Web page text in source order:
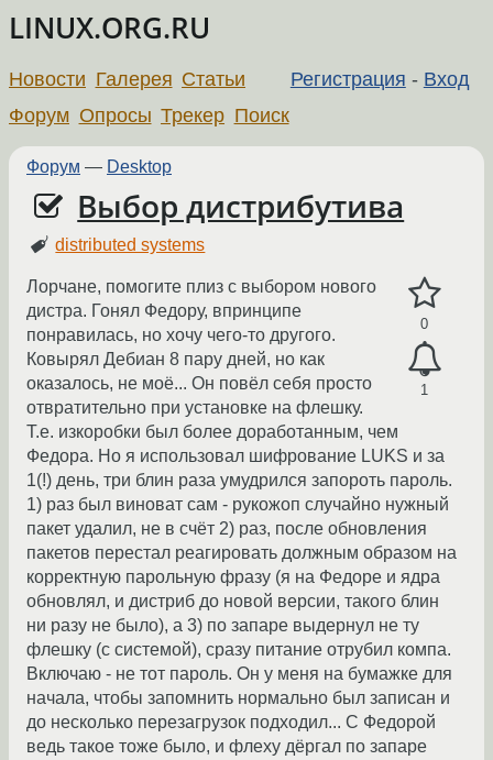
LINUX.ORG.RU
Регистрация - Вход
Новости Галерея Статьи
Форум Опросы Трекер Поиск
Форум — Desktop
Выбор дистрибутива
distributed systems
0
1
Лорчане, помогите плиз с выбором нового
дистра. Гонял Федору, впринципе
понравилась, но хочу чего-то другого.
Ковырял Дебиан 8 пару дней, но как
оказалось, не моё... Он повёл себя просто
отвратительно при установке на флешку.
Т.е. изкоробки был более доработанным, чем
Федора. Но я использовал шифрование LUKS и за
1(!) день, три блин раза умудрился запороть пароль.
1) раз был виноват сам - рукожоп случайно нужный
пакет удалил, не в счёт 2) раз, после обновления
пакетов перестал реагировать должным образом на
корректную парольную фразу (я на Федоре и ядра
обновлял, и дистриб до новой версии, такого блин
ни разу не было), а 3) по запаре выдернул не ту
флешку (с системой), сразу питание отрубил компа.
Включаю - не тот пароль. Он у меня на бумажке для
начала, чтобы запомнить нормально был записан и
до несколько перезагрузок подходил... С Федорой
ведь такое тоже было, и флеху дёргал по запаре